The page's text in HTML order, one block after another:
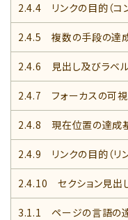
2.4.4 リンクの目的（コ
2.4.5 複数の手段の達
2.4.6 見出し及びラベ
2.4.7 フォーカスの可
2.4.8 現在位置の達成
2.4.9 リンクの目的（リ
2.4.10 セクション見出
3.1.1 ページの言語の